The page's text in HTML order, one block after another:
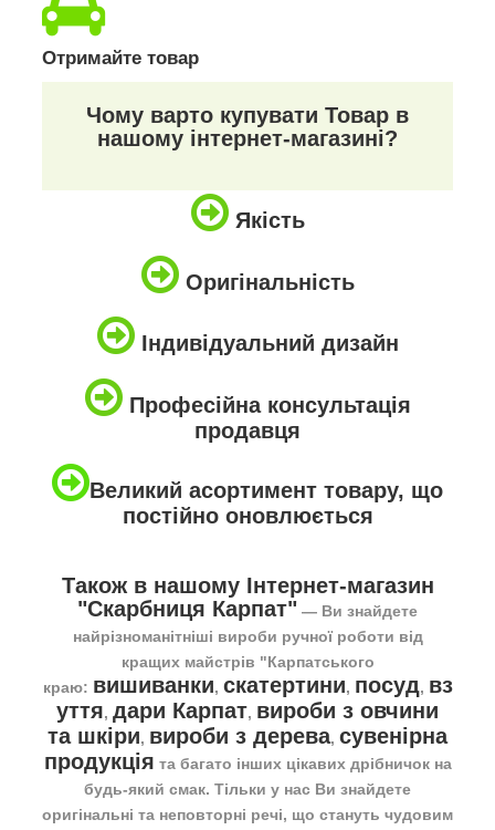
Отримайте товар
Чому варто купувати Товар в
нашому інтернет-магазині?
Якість
Оригінальність
Індивідуальний дизайн
Професійна консультація
продавця
Великий асортимент товару, що
постійно оновлюється
Також в нашому Інтернет-магазин
"Скарбниця Карпат" ― Ви знайдете
найрізноманітніші вироби ручної роботи від
кращих майстрів "Карпатського
краю: вишиванки, скатертини, посуд, вз
уття, дари Карпат, вироби з овчини
та шкіри, вироби з дерева, сувенірна
продукція та багато інших цікавих дрібничок на
будь-який смак. Тільки у нас Ви знайдете
оригінальні та неповторні речі, що стануть чудовим